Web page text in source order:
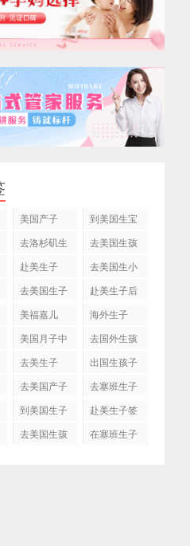
美国产子
到美国生宝
去洛杉矶生
去美国生孩
赴美生子
去美国生小
去美国生子
赴美生子后
美福嘉儿
海外生子
美国月子中
去国外生孩
去美生子
出国生孩子
去美国产子
去塞班生子
到美国生子
赴美生子签
去美国生孩
在塞班生子